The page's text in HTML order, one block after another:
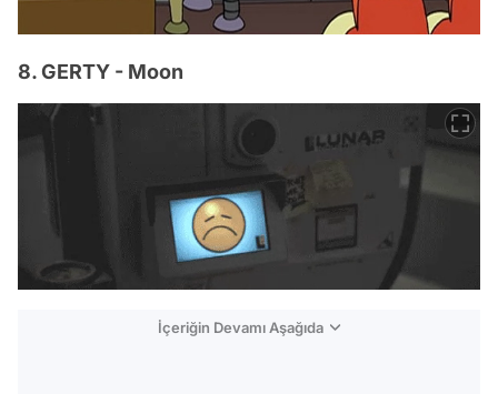
8. GERTY - Moon
İçeriğin Devamı Aşağıda